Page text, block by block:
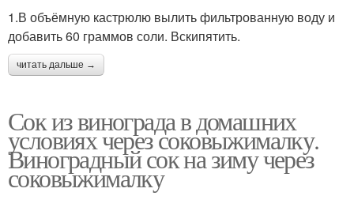
1.В объёмную кастрюлю вылить фильтрованную воду и
добавить 60 граммов соли. Вскипятить.
читать дальше →
Сок из винограда в домашних
условиях через соковыжималку.
Виноградный сок на зиму через
соковыжималку